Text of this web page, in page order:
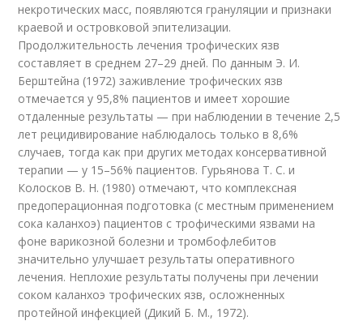
некротических масс, появляются грануляции и признаки
краевой и островковой эпителизации.
Продолжительность лечения трофических язв
составляет в среднем 27–29 дней. По данным Э. И.
Берштейна (1972) заживление трофических язв
отмечается у 95,8% пациентов и имеет хорошие
отдаленные результаты — при наблюдении в течение 2,5
лет рецидивирование наблюдалось только в 8,6%
случаев, тогда как при других методах консервативной
терапии — у 15–56% пациентов. Гурьянова Т. С. и
Колосков В. Н. (1980) отмечают, что комплексная
предоперационная подготовка (с местным применением
сока каланхоэ) пациентов с трофическими язвами на
фоне варикозной болезни и тромбофлебитов
значительно улучшает результаты оперативного
лечения. Неплохие результаты получены при лечении
соком каланхоэ трофических язв, осложненных
протейной инфекцией (Дикий Б. М., 1972).